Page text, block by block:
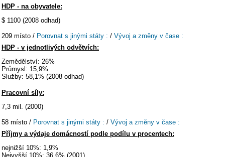
HDP - na obyvatele:
$ 1100 (2008 odhad)
209 místo / Porovnat s jinými státy : / Vývoj a změny v čase :
HDP - v jednotlivých odvětvích:
Zemědělství: 26%
Průmysl: 15,9%
Služby: 58,1% (2008 odhad)
Pracovní síly:
7,3 mil. (2000)
58 místo / Porovnat s jinými státy : / Vývoj a změny v čase :
Příjmy a výdaje domácností podle podílu v procentech:
nejnižší 10%: 1,9%
Nejvyšší 10%: 36,6% (2001)